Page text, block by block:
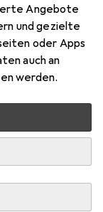
Angebote
und gezielte
oder Apps
auch an
werden.
Zoo Med